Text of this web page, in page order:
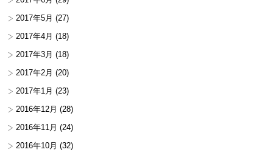
2017年5月 (27)
2017年4月 (18)
2017年3月 (18)
2017年2月 (20)
2017年1月 (23)
2016年12月 (28)
2016年11月 (24)
2016年10月 (32)